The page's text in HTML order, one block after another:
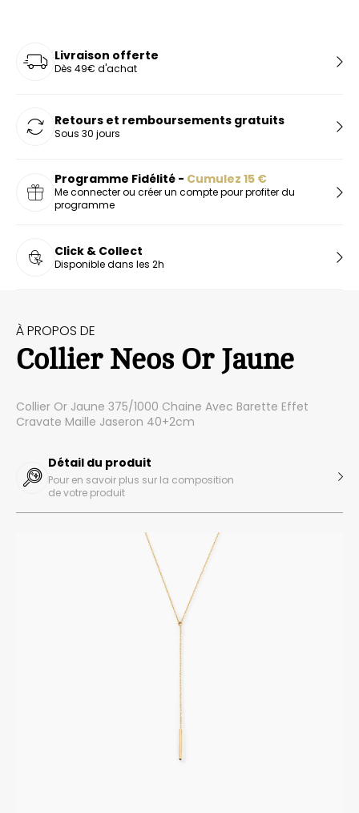
Livraison offerte
Dès 49€ d'achat
Retours et remboursements gratuits
Sous 30 jours
Programme Fidélité - Cumulez 15 €
Me connecter ou créer un compte pour profiter du
programme
Click & Collect
Disponible dans les 2h
À PROPOS DE
Collier Neos Or Jaune
Collier Or Jaune 375/1000 Chaine Avec Barette Effet
Cravate Maille Jaseron 40+2cm
Détail du produit
Pour en savoir plus sur la composition
de votre produit